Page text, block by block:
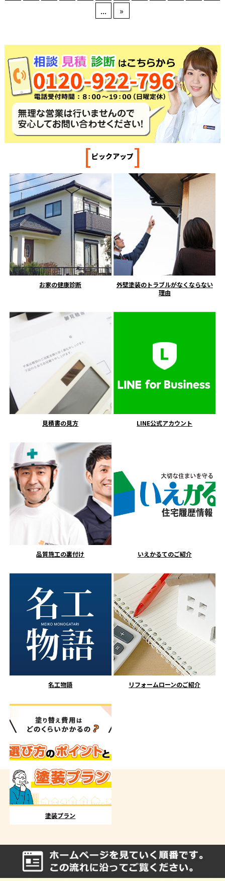
... »
[ピックアップ]
お家の健康診断
外壁塗装のトラブルがなくならない
理由
見積書の見方 LINE公式アカウント
品質施工の裏付け いえかるてのご紹介
名工物語 リフォームローンのご紹介
塗装プラン